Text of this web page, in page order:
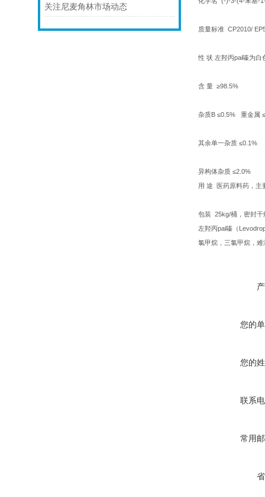
关注尼麦角林市场动态
质量标准 CP2010/
性 状 左羟丙pai嗪为
含 量 ≥98.5%
杂质B ≤0.5% 重金属
其余单一杂质 ≤0.1%
异构体杂质 ≤2.0%
用 途 医药原料药，主
包装 25kg/桶，密封
左羟丙pai嗪（
氯甲烷，三氯甲烷，
您的
您的
联系
常用